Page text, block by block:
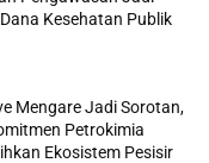
Kesehatan Publik
Mengare Jadi Sorotan,
Petrokimia
Ekosistem Pesisir